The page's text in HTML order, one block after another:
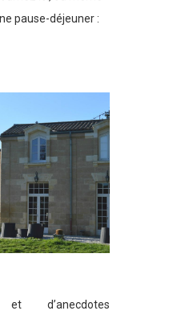
pause-déjeuner :
d’anecdotes